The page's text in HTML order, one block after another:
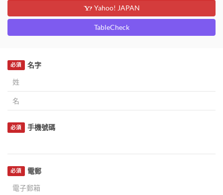
Yahoo! JAPAN
TableCheck
名字
必須
手機號碼
必須
電郵
必須